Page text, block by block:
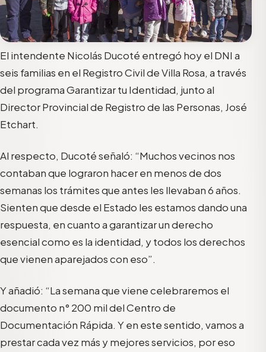
El intendente Nicolás Ducoté entregó hoy el DNI a
seis familias en el Registro Civil de Villa Rosa, a través
del programa Garantizar tu Identidad, junto al
Director Provincial de Registro de las Personas, José
Etchart.
Al respecto, Ducoté señaló: “Muchos vecinos nos
contaban que lograron hacer en menos de dos
semanas los trámites que antes les llevaban 6 años.
Sienten que desde el Estado les estamos dando una
respuesta, en cuanto a garantizar un derecho
esencial como es la identidad, y todos los derechos
que vienen aparejados con eso”.
Y añadió: “La semana que viene celebraremos el
documento n° 200 mil del Centro de
Documentación Rápida. Y en este sentido, vamos a
prestar cada vez más y mejores servicios, por eso